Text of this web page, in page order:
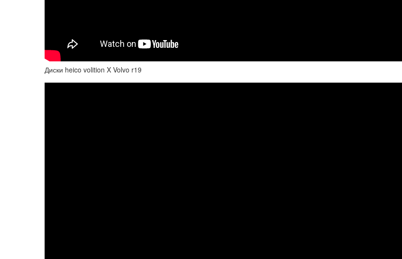
Диски heico volition X Volvo r19